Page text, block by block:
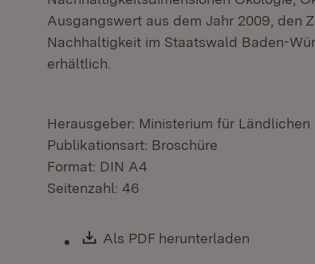
Ausgangswert aus dem Jahr 2009, den
Nachhaltigkeit im Staatswald Baden-
erhältlich.
Herausgeber: Ministerium für
Publikationsart: Broschüre
Format: DIN A4
Seitenzahl: 46
Download:
Als PDF herunterladen